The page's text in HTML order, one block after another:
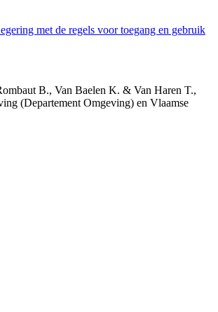
met de regels voor toegang en gebruik
B., Van Baelen K. & Van Haren T.,
(Departement Omgeving) en Vlaamse